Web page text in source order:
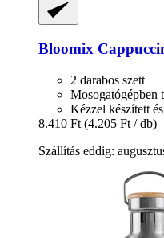
Bloomix
2 darabos szett
Mosogatógépben
Kézzel készített
8.410 Ft (4.205 Ft / db)
Szállítás eddig: